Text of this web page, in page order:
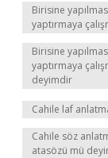
Birisine
yaptırmaya
Birisine
yaptırmaya
deyimdir
Cahile laf
Cahile söz
atasözü mü